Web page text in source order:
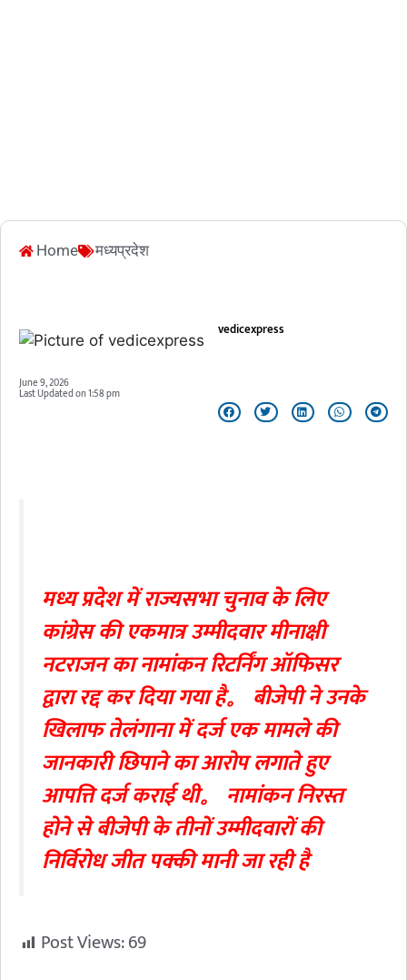
Home मध्यप्रदेश
vedicexpress
June 9, 2026
Last Updated on1:58 pm
मध्य प्रदेश में राज्यसभा चुनाव के लिए
कांग्रेस की एकमात्र उम्मीदवार मीनाक्षी
नटराजन का नामांकन रिटर्निंग ऑफिसर
द्वारा रद्द कर दिया गया है。 बीजेपी ने उनके
खिलाफ तेलंगाना में दर्ज एक मामले की
जानकारी छिपाने का आरोप लगाते हुए
आपत्ति दर्ज कराई थी。 नामांकन निरस्त
होने से बीजेपी के तीनों उम्मीदवारों की
निर्विरोध जीत पक्की मानी जा रही है
Post Views:69